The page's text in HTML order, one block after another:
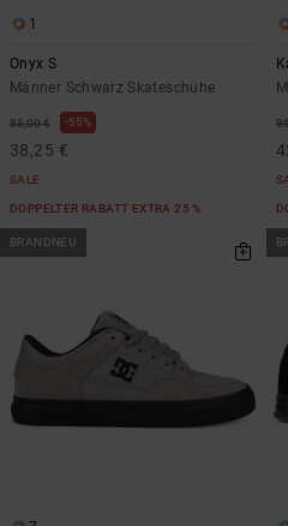
1
Onyx S
Männer Schwarz Skateschuhe
85,00 € 55%
38,25 €
SALE
DOPPELTER RABATT EXTRA 25 %
BRANDNEU